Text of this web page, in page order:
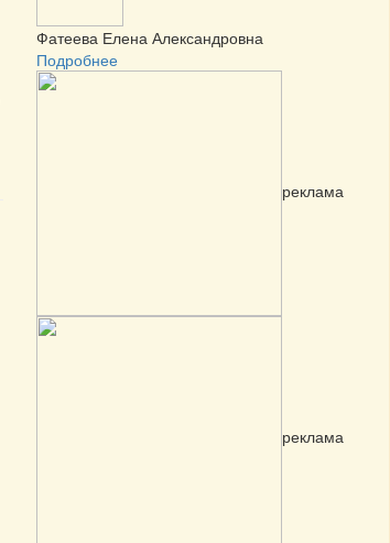
Фатеева Елена Александровна
Подробнее
реклама
реклама